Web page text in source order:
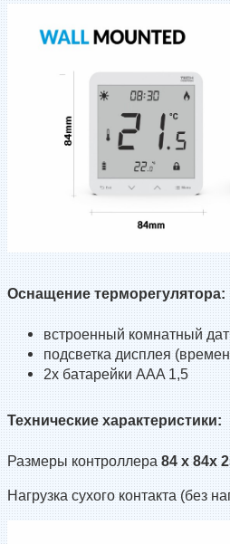
Оснащение терморегулятора:
встроенный комнатный
подсветка дисплея
2х батарейки AAA 1,5
Технические характеристики:
Размеры контроллера84 x 84x
Нагрузка сухого контакта (без